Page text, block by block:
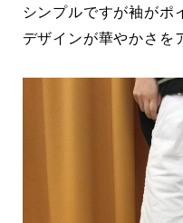
シンプルですが袖がポ
デザインが華やかさを